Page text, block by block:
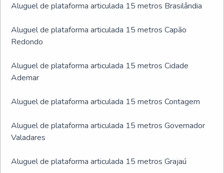
Aluguel de plataforma articulada 15 metros Brasilândia
Aluguel de plataforma articulada 15 metros Capão
Redondo
Aluguel de plataforma articulada 15 metros Cidade
Ademar
Aluguel de plataforma articulada 15 metros Contagem
Aluguel de plataforma articulada 15 metros Governador
Valadares
Aluguel de plataforma articulada 15 metros Grajaú